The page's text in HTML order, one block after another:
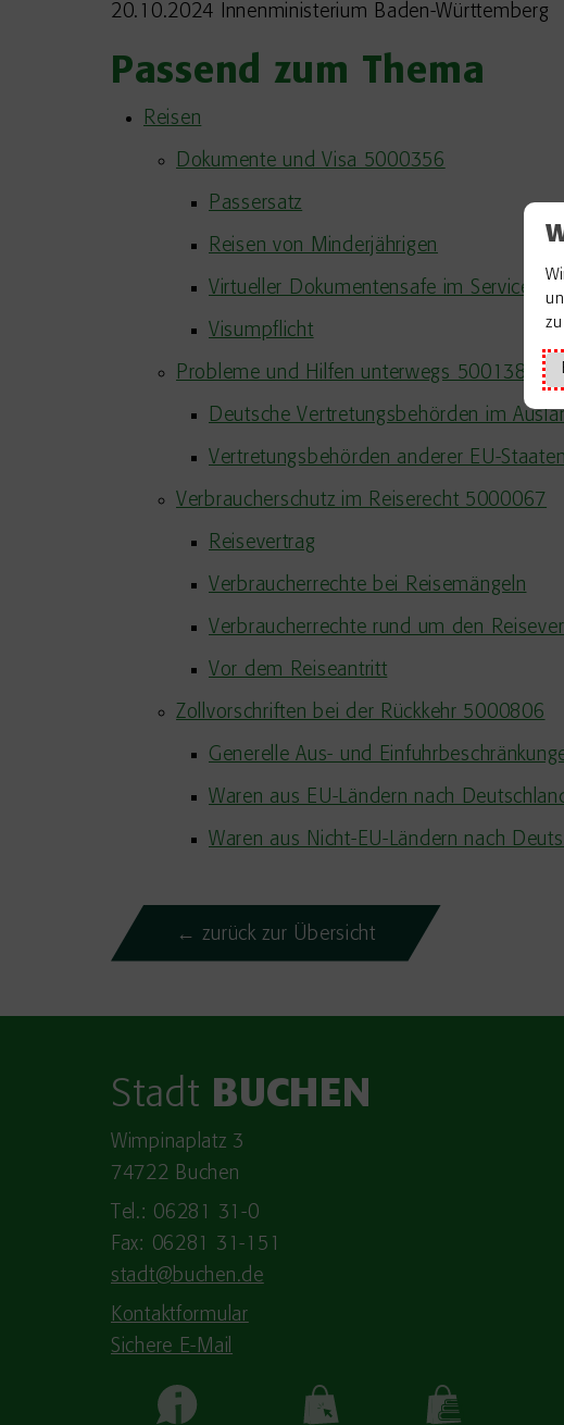
20.10.2024 Innenministerium Baden-Württemberg
Passend zum Thema
Reisen
Dokumente und Visa 5000356
Passersatz
Reisen von Minderjährigen
Virtueller Dokumentensafe im
Visumpflicht
Probleme und Hilfen unterwegs 5001386
Deutsche Vertretungsbehörden im
Vertretungsbehörden anderer EU-Staaten
Verbraucherschutz im Reiserecht 5000067
Reisevertrag
Verbraucherrechte bei Reisemängeln
Verbraucherrechte rund um den
Vor dem Reiseantritt
Zollvorschriften bei der Rückkehr 5000806
Generelle Aus- und
Waren aus EU-Ländern nach
Waren aus Nicht-EU-Ländern nach
← zurück zur Übersicht
Stadt BUCHEN
Wimpinaplatz 3
74722 Buchen
Tel.: 06281 31-0
Fax: 06281 31-151
stadt@buchen.de
Kontaktformular
Sichere E-Mail